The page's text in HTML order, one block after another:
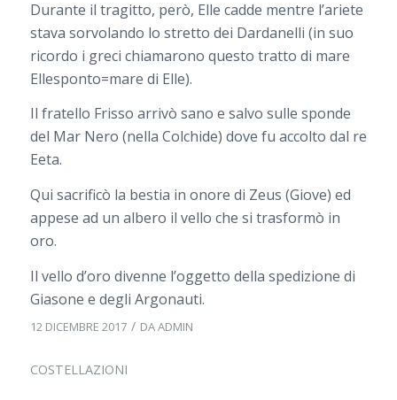
Durante il tragitto, però, Elle cadde mentre l’ariete
stava sorvolando lo stretto dei Dardanelli (in suo
ricordo i greci chiamarono questo tratto di mare
Ellesponto=mare di Elle).
Il fratello Frisso arrivò sano e salvo sulle sponde
del Mar Nero (nella Colchide) dove fu accolto dal re
Eeta.
Qui sacrificò la bestia in onore di Zeus (Giove) ed
appese ad un albero il vello che si trasformò in
oro.
Il vello d’oro divenne l’oggetto della spedizione di
Giasone e degli Argonauti.
12 DICEMBRE 2017 / DAADMIN
COSTELLAZIONI